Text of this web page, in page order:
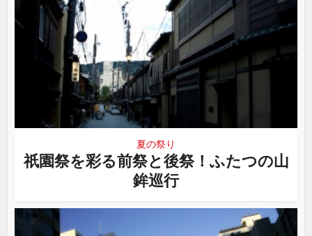
夏の祭り
祇園祭を彩る前祭と後祭！ふたつの山
鉾巡行